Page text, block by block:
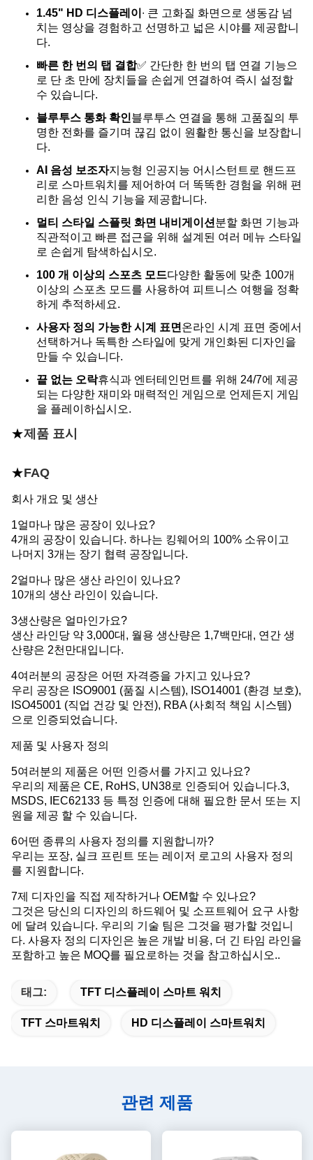
1.45" HD 디스플레이 ∙ 큰 고화질 화면으로 생동감 넘
치는 영상을 경험하고 선명하고 넓은 시야를 제공합니
다.
빠른 한 번의 탭 결합✅ 간단한 한 번의 탭 연결 기능으
로 단 초 만에 장치들을 손쉽게 연결하여 즉시 설정할
수 있습니다.
블루투스 통화 확인블루투스 연결을 통해 고품질의 투
명한 전화를 즐기며 끊김 없이 원활한 통신을 보장합니
다.
AI 음성 보조자지능형 인공지능 어시스턴트로 핸드프
리로 스마트워치를 제어하여 더 똑똑한 경험을 위해 편
리한 음성 인식 기능을 제공합니다.
멀티 스타일 스플릿 화면 내비게이션 분할 화면 기능과
직관적이고 빠른 접근을 위해 설계된 여러 메뉴 스타일
로 손쉽게 탐색하십시오.
100 개 이상의 스포츠 모드다양한 활동에 맞춘 100개
이상의 스포츠 모드를 사용하여 피트니스 여행을 정확
하게 추적하세요.
사용자 정의 가능한 시계 표면 온라인 시계 표면 중에서
선택하거나 독특한 스타일에 맞게 개인화된 디자인을
만들 수 있습니다.
끝 없는 오락휴식과 엔터테인먼트를 위해 24/7에 제공
되는 다양한 재미와 매력적인 게임으로 언제든지 게임
을 플레이하십시오.
★제품 표시
★FAQ
회사 개요 및 생산
1얼마나 많은 공장이 있나요?
4개의 공장이 있습니다. 하나는 킹웨어의 100% 소유이고
나머지 3개는 장기 협력 공장입니다.
2얼마나 많은 생산 라인이 있나요?
10개의 생산 라인이 있습니다.
3생산량은 얼마인가요?
생산 라인당 약 3,000대, 월용 생산량은 1,7백만대, 연간 생
산량은 2천만대입니다.
4여러분의 공장은 어떤 자격증을 가지고 있나요?
우리 공장은 ISO9001 (품질 시스템), ISO14001 (환경 보호),
ISO45001 (직업 건강 및 안전), RBA (사회적 책임 시스템)
으로 인증되었습니다.
제품 및 사용자 정의
5여러분의 제품은 어떤 인증서를 가지고 있나요?
우리의 제품은 CE, RoHS, UN38로 인증되어 있습니다.3,
MSDS, IEC62133 등 특정 인증에 대해 필요한 문서 또는 지
원을 제공 할 수 있습니다.
6어떤 종류의 사용자 정의를 지원합니까?
우리는 포장, 실크 프린트 또는 레이저 로고의 사용자 정의
를 지원합니다.
7제 디자인을 직접 제작하거나 OEM할 수 있나요?
그것은 당신의 디자인의 하드웨어 및 소프트웨어 요구 사항
에 달려 있습니다. 우리의 기술 팀은 그것을 평가할 것입니
다. 사용자 정의 디자인은 높은 개발 비용, 더 긴 타임 라인을
포함하고 높은 MOQ를 필요로하는 것을 참고하십시오..
태그: TFT 디스플레이 스마트 워치
TFT 스마트워치 HD 디스플레이 스마트워치
관련 제품